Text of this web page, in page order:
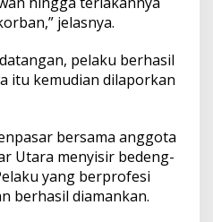
jelasnya.
pelaku berhasil
itu kemudian dilaporkan
bersama anggota
Utara menyisir bedeng-
yang berprofesi
berhasil diamankan.